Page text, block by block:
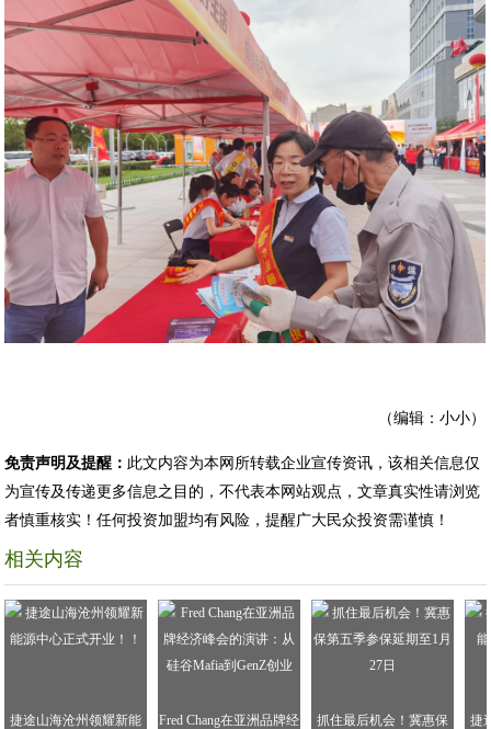
（编辑：小小）
免责声明及提醒： 此文内容为本网所转载企业宣传资讯，该相关信息仅
为宣传及传递更多信息之目的，不代表本网站观点，文章真实性请浏览
者慎重核实！任何投资加盟均有风险，提醒广大民众投资需谨慎！
相关内容
捷途山海沧州领耀新能
Fred Chang在亚洲品牌经
抓住最后机会！冀惠保
捷